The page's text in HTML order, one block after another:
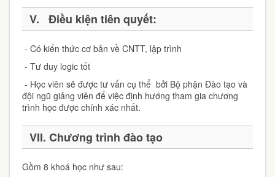
V. Điều kiện tiên quyết:
- Có kiến thức cơ bản về CNTT, lập trình
- Tư duy logic tốt
- Học viên sẽ được tư vấn cụ thể bởi Bộ phận Đào tạo và
đội ngũ giảng viên để việc định hướng tham gia chương
trình học được chính xác nhất.
VII. Chương trình đào tạo
Gồm 8 khoá học như sau: